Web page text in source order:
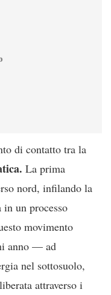
di contatto tra la
La prima
nord, infilando la
un processo
movimento
anno — ad
nel sottosuolo,
attraverso i